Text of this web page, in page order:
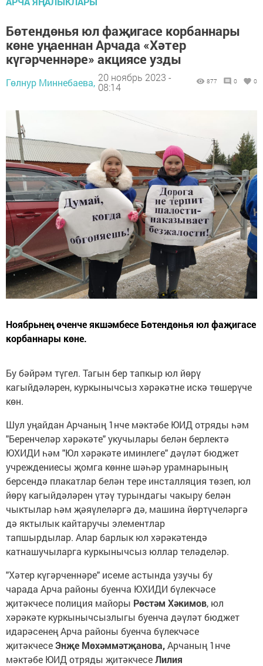
Бөтендөнья юл фаҗигасе корбаннары
көне уңаеннан Арчада «Хәтер
күгәрченнәре» акциясе узды
Гөлнур Миннебаева, 20 ноябрь 2023 -
08:14
877 0 0
Ноябрьнең өченче якшәмбесе Бөтендөнья юл фаҗигасе
корбаннары көне.
Бу бәйрәм түгел. Тагын бер тапкыр юл йөрү
кагыйдәләрен, куркынычсыз хәрәкәтне искә төшерүче
көн.
Шул уңайдан Арчаның 1нче мәктәбе ЮИД отряды һәм
"Беренчеләр хәрәкәте" укучылары белән берлектә
ЮХИДИ һәм "Юл хәрәкәте иминлеге" дәүләт бюджет
учреждениесы җомга көнне шәһәр урамнарының
берсендә плакатлар белән тере инсталляция төзеп, юл
йөрү кагыйдәләрен үтәү турындагы чакыру белән
чыктылар һәм җәяүлеләргә дә, машина йөртүчеләргә
дә яктылык кайтаручы элементлар
тапшырдылар. Алар барлык юл хәрәкәтендә
катнашучыларга куркынычсыз юллар теләделәр.
"Хәтер күгәрченнәре" исеме астында узучы бу
чарада Арча районы буенча ЮХИДИ бүлекчәсе
җитәкчесе полиция майоры Рөстәм Хәкимов, юл
хәрәкәте куркынычсызлыгы буенча дәүләт бюджет
идарәсенең Арча районы буенча бүлекчәсе
җитәкчесеЭнҗе Мөхәммәтҗанова,Арчаның 1нче
мәктәбе ЮИД отряды җитәкчесеЛилия